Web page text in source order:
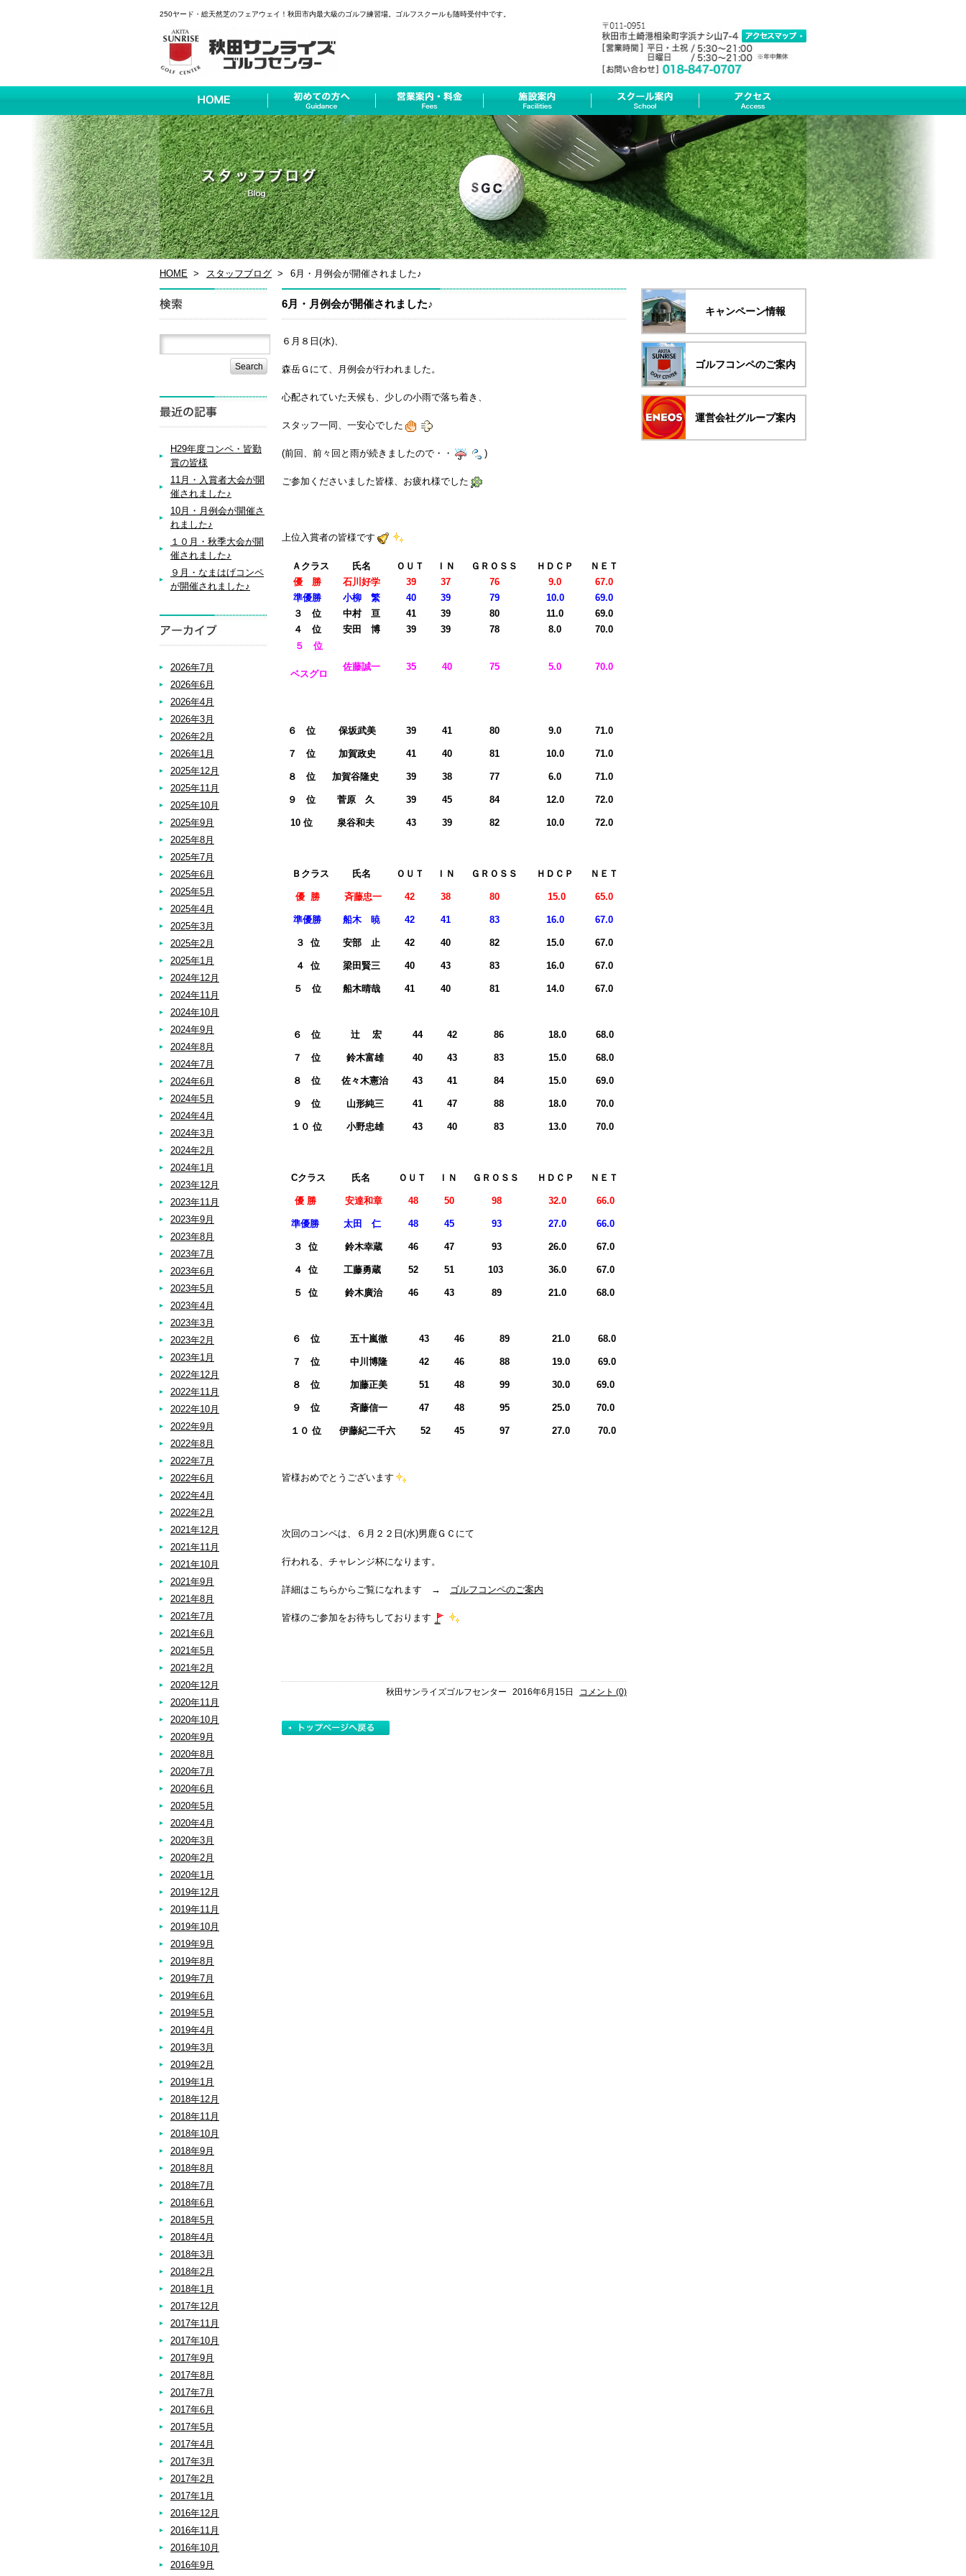
250ヤード・総天然芝のフェアウェイ！秋田市内最大級のゴルフ練習場。ゴルフスクールも随時受付中です。
HOME スタッフブログ 6月・月例会が開催されました♪
6月・月例会が開催されました♪
６月８日(水)、
森岳Ｇにて、月例会が行われました。
心配されていた天候も、少しの小雨で落ち着き、
スタッフ一同、一安心でした
(前回、前々回と雨が続きましたので・・ )
ご参加くださいました皆様、お疲れ様でした
上位入賞者の皆様です
Ａクラス 氏名 ＯＵＴ ＩＮ ＧＲＯＳＳ ＨＤＣＰ
ＮＥＴ
優 勝
石川好学 39 37 76 9.0
67.0
準優勝
小柳 繁 40 39 79 10.0
69.0
３ 位
中村 亘 41 39 80 11.0
69.0
４ 位
安田 博 39 39 78 8.0
70.0
５ 位
ベスグロ
佐藤誠一 35 40 75 5.0 70.0
６ 位 保坂武美 39 41 80 9.0 71.0
７ 位 加賀政史 41 40 81 10.0 71.0
８ 位 加賀谷隆史 39 38 77 6.0 71.0
９ 位 菅原 久 39 45 84 12.0 72.0
10 位 泉谷和夫 43 39 82 10.0 72.0
Ｂクラス 氏名 ＯＵＴ ＩＮ ＧＲＯＳＳ ＨＤＣＰ ＮＥＴ
優 勝 斉藤忠一 42 38 80 15.0 65.0
準優勝 船木 暁 42 41 83 16.0 67.0
３ 位 安部 止 42 40 82 15.0 67.0
４ 位 梁田賢三 40 43 83 16.0 67.0
５ 位 船木晴哉 41 40 81 14.0 67.0
６ 位 辻 宏 44 42 86 18.0 68.0
７ 位 鈴木富雄 40 43 83 15.0 68.0
８ 位 佐々木憲治 43 41 84 15.0 69.0
９ 位 山形純三 41 47 88 18.0 70.0
１０ 位 小野忠雄 43 40 83 13.0 70.0
Cクラス 氏名 ＯＵＴ ＩＮ ＧＲＯＳＳ ＨＤＣＰ ＮＥＴ
優 勝 安達和章 48 50 98 32.0 66.0
準優勝 太田 仁 48 45 93 27.0 66.0
３ 位 鈴木幸蔵 46 47 93 26.0 67.0
４ 位 工藤勇蔵 52 51 103 36.0 67.0
５ 位 鈴木廣治 46 43 89 21.0 68.0
６ 位 五十嵐徹 43 46 89 21.0 68.0
７ 位 中川博隆 42 46 88 19.0 69.0
８ 位 加藤正美 51 48 99 30.0 69.0
９ 位 斉藤信一 47 48 95 25.0 70.0
１０ 位 伊藤紀二千六 52 45 97 27.0 70.0
皆様おめでとうございます
次回のコンペは、６月２２日(水)男鹿ＧＣにて
行われる、チャレンジ杯になります。
詳細はこちらからご覧になれます → ゴルフコンペのご案内
皆様のご参加をお待ちしております
秋田サンライズゴルフセンター 2016年6月15日 コメント (0)
H29年度コンペ・皆勤
賞の皆様
11月・入賞者大会が開
催されました♪
10月・月例会が開催さ
れました♪
１０月・秋季大会が開
催されました♪
９月・なまはげコンペ
が開催されました♪
2026年7月
2026年6月
2026年4月
2026年3月
2026年2月
2026年1月
2025年12月
2025年11月
2025年10月
2025年9月
2025年8月
2025年7月
2025年6月
2025年5月
2025年4月
2025年3月
2025年2月
2025年1月
2024年12月
2024年11月
2024年10月
2024年9月
2024年8月
2024年7月
2024年6月
2024年5月
2024年4月
2024年3月
2024年2月
2024年1月
2023年12月
2023年11月
2023年9月
2023年8月
2023年7月
2023年6月
2023年5月
2023年4月
2023年3月
2023年2月
2023年1月
2022年12月
2022年11月
2022年10月
2022年9月
2022年8月
2022年7月
2022年6月
2022年4月
2022年2月
2021年12月
2021年11月
2021年10月
2021年9月
2021年8月
2021年7月
2021年6月
2021年5月
2021年2月
2020年12月
2020年11月
2020年10月
2020年9月
2020年8月
2020年7月
2020年6月
2020年5月
2020年4月
2020年3月
2020年2月
2020年1月
2019年12月
2019年11月
2019年10月
2019年9月
2019年8月
2019年7月
2019年6月
2019年5月
2019年4月
2019年3月
2019年2月
2019年1月
2018年12月
2018年11月
2018年10月
2018年9月
2018年8月
2018年7月
2018年6月
2018年5月
2018年4月
2018年3月
2018年2月
2018年1月
2017年12月
2017年11月
2017年10月
2017年9月
2017年8月
2017年7月
2017年6月
2017年5月
2017年4月
2017年3月
2017年2月
2017年1月
2016年12月
2016年11月
2016年10月
2016年9月
キャンペーン情報
ゴルフコンペのご案内
運営会社グループ案内